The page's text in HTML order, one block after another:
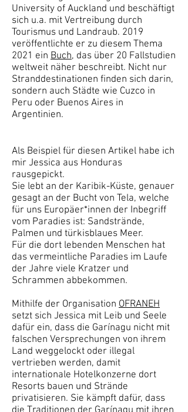
University of Auckland und beschäftigt
sich u.a. mit Vertreibung durch
Tourismus und Landraub. 2019
veröffentlichte er zu diesem Thema
2021 ein Buch, das über 20 Fallstudien
weltweit näher beschreibt. Nicht nur
Stranddestinationen finden sich darin,
sondern auch Städte wie Cuzco in
Peru oder Buenos Aires in
Argentinien.
Als Beispiel für diesen Artikel habe ich
mir Jessica aus Honduras
rausgepickt.
Sie lebt an der Karibik-Küste, genauer
gesagt an der Bucht von Tela, welche
für uns Europäer*innen der Inbegriff
vom Paradies ist: Sandstrände,
Palmen und türkisblaues Meer.
Für die dort lebenden Menschen hat
das vermeintliche Paradies im Laufe
der Jahre viele Kratzer und
Schrammen abbekommen.
Mithilfe der Organisation OFRANEH
setzt sich Jessica mit Leib und Seele
dafür ein, dass die Garínagu nicht mit
falschen Versprechungen von ihrem
Land weggelockt oder illegal
vertrieben werden, damit
internationale Hotelkonzerne dort
Resorts bauen und Strände
privatisieren. Sie kämpft dafür, dass